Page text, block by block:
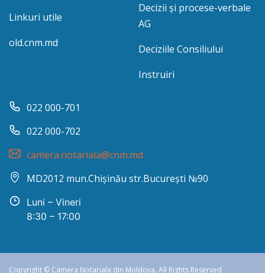
Linkuri utile
old.cnm.md
Decizii și procese-verbale
AG
Deciziile Consiliului
Instruiri
022 000-701
022 000-702
camera.notariala@cnm.md
MD2012 mun.Chișinău str.București №90
Luni – Vineri
8:30 – 17:00
Copyright © Camera Notariala din Moldova. All Rights Reserved